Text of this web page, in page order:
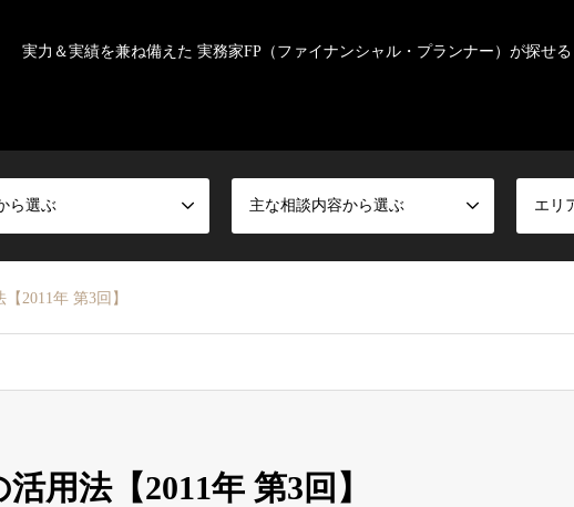
実力＆実績を兼ね備えた 実務家FP（ファイナンシャル・プランナー）が探せ
ら選ぶ 主な相談内容から選ぶ エリ
2011年 第3回】
用法【2011年 第3回】